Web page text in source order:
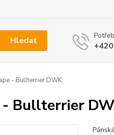
Hledat
- Bullterrier DWK
- Bullterrier